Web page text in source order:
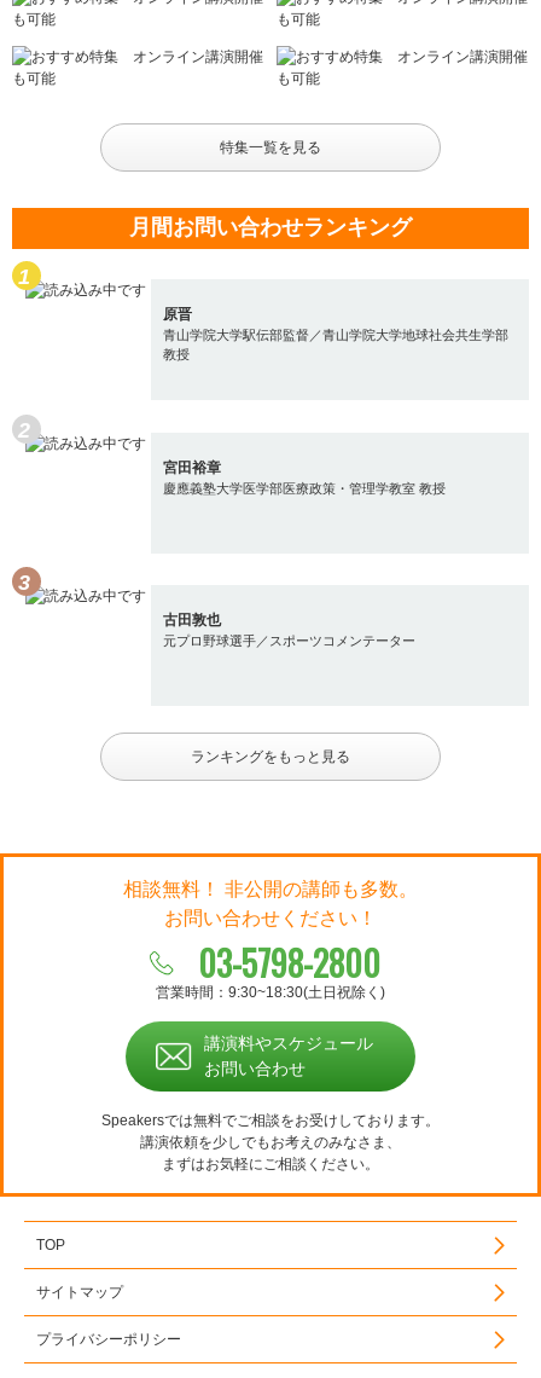
特集一覧を見る
月間お問い合わせランキング
原晋
青山学院大学駅伝部監督／青山学院大学地球社会共生学部
教授
宮田裕章
慶應義塾大学医学部医療政策・管理学教室 教授
古田敦也
元プロ野球選手／スポーツコメンテーター
ランキングをもっと見る
相談無料！ 非公開の講師も多数。
お問い合わせください！
03-5798-2800
営業時間：9:30~18:30(土日祝除く)
講演料やスケジュール
お問い合わせ
Speakersでは無料でご相談をお受けしております。
講演依頼を少しでもお考えのみなさま、
まずはお気軽にご相談ください。
TOP
サイトマップ
プライバシーポリシー